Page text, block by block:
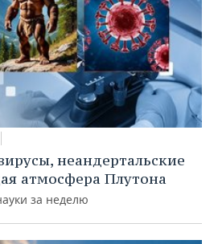
неандертальские
атмосфера Плутона
за неделю